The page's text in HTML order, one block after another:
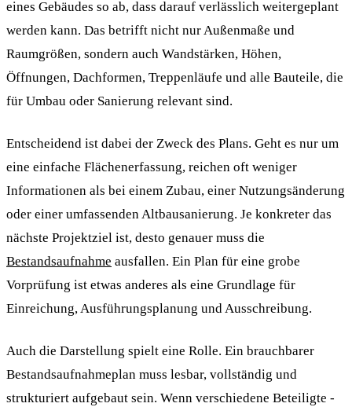
eines Gebäudes so ab, dass darauf verlässlich weitergeplant
werden kann. Das betrifft nicht nur Außenmaße und
Raumgrößen, sondern auch Wandstärken, Höhen,
Öffnungen, Dachformen, Treppenläufe und alle Bauteile, die
für Umbau oder Sanierung relevant sind.
Entscheidend ist dabei der Zweck des Plans. Geht es nur um
eine einfache Flächenerfassung, reichen oft weniger
Informationen als bei einem Zubau, einer Nutzungsänderung
oder einer umfassenden Altbausanierung. Je konkreter das
nächste Projektziel ist, desto genauer muss die
Bestandsaufnahme ausfallen. Ein Plan für eine grobe
Vorprüfung ist etwas anderes als eine Grundlage für
Einreichung, Ausführungsplanung und Ausschreibung.
Auch die Darstellung spielt eine Rolle. Ein brauchbarer
Bestandsaufnahmeplan muss lesbar, vollständig und
strukturiert aufgebaut sein. Wenn verschiedene Beteiligte -